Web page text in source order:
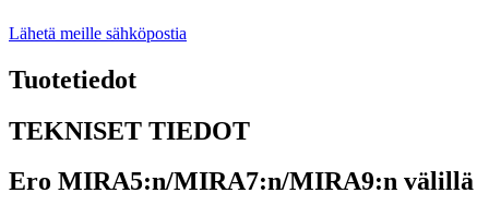
Lähetä meille sähköpostia
Tuotetiedot
TEKNISET TIEDOT
Ero MIRA5:n/MIRA7:n/MIRA9:n välillä